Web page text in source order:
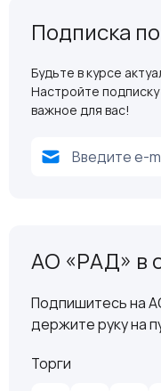
Подписка
Будьте в курсе
Настройте
важное для вас!
АО «РАД» в
Подпишитесь на
держите руку на
Торги